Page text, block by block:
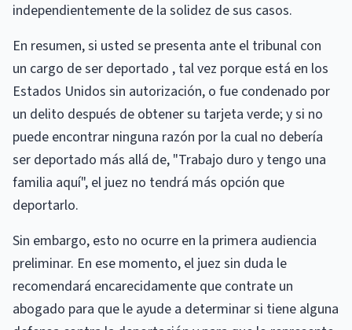
independientemente de la solidez de sus casos.
En resumen, si usted se presenta ante el tribunal con
un cargo de ser deportado , tal vez porque está en los
Estados Unidos sin autorización, o fue condenado por
un delito después de obtener su tarjeta verde; y si no
puede encontrar ninguna razón por la cual no debería
ser deportado más allá de, "Trabajo duro y tengo una
familia aquí", el juez no tendrá más opción que
deportarlo.
Sin embargo, esto no ocurre en la primera audiencia
preliminar. En ese momento, el juez sin duda le
recomendará encarecidamente que contrate un
abogado para que le ayude a determinar si tiene alguna